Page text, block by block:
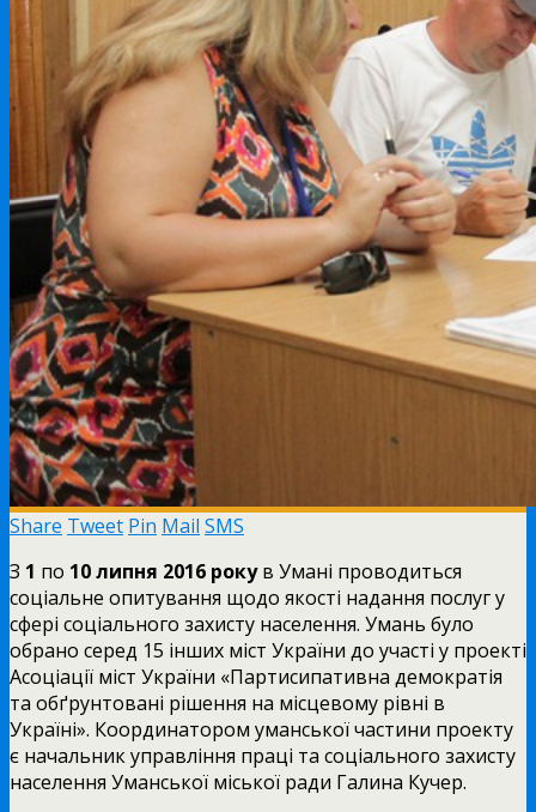
Share Tweet Pin Mail SMS
З 1 по 10 липня 2016 рокув Умані проводиться
соціальне опитування щодо якості надання послуг у
сфері соціального захисту населення. Умань було
обрано серед 15 інших міст України до участі у проекті
Асоціації міст України «Партисипативна демократія
та обґрунтовані рішення на місцевому рівні в
Україні». Координатором уманської частини проекту
є начальник управління праці та соціального захисту
населення Уманської міської ради Галина Кучер.